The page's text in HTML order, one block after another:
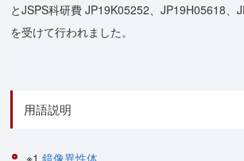
とJSPS科研費 JP19K05252、JP19H05618、
を受けて行われました。
用語説明
※1 鏡像異性体